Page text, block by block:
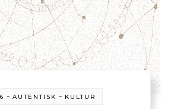
- AUTENTISK - KULTUR